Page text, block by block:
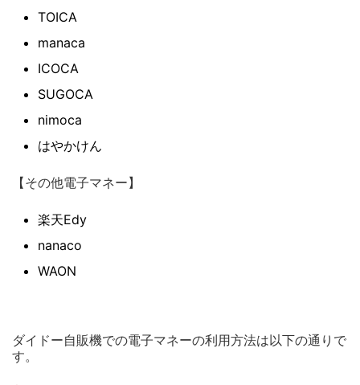
TOICA
manaca
ICOCA
SUGOCA
nimoca
はやかけん
【その他電子マネー】
楽天Edy
nanaco
WAON
ダイドー自販機での電子マネーの利用方法は以下の通りで
す。